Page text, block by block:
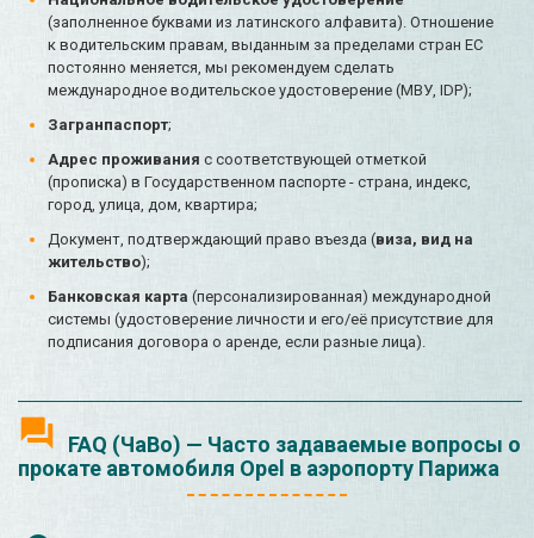
(заполненное буквами из латинского алфавита). Отношение
к водительским правам, выданным за пределами стран ЕС
постоянно меняется, мы рекомендуем сделать
международное водительское удостоверение (МВУ, IDP);
Загранпаспорт;
Адрес проживания с соответствующей отметкой
(прописка) в Государственном паспорте - страна, индекс,
город, улица, дом, квартира;
Документ, подтверждающий право въезда (виза, вид на
жительство);
Банковская карта (персонализированная) международной
системы (удостоверение личности и его/её присутствие для
подписания договора о аренде, если разные лица).
FAQ (ЧаВо) — Часто задаваемые вопросы о
прокате автомобиля Opel в аэропорту Парижа